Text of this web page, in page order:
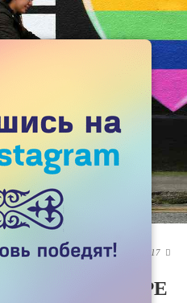
07 НОЯБРЯ 2017 4017 
В МИРЕ